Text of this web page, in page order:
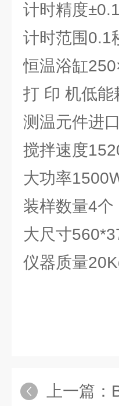
计时精度
计时范围0.1
恒温浴缸
打 印 机低能
测温元件进
搅拌速度
大功率
装样数量4个
大尺寸
仪器质量
上一篇：